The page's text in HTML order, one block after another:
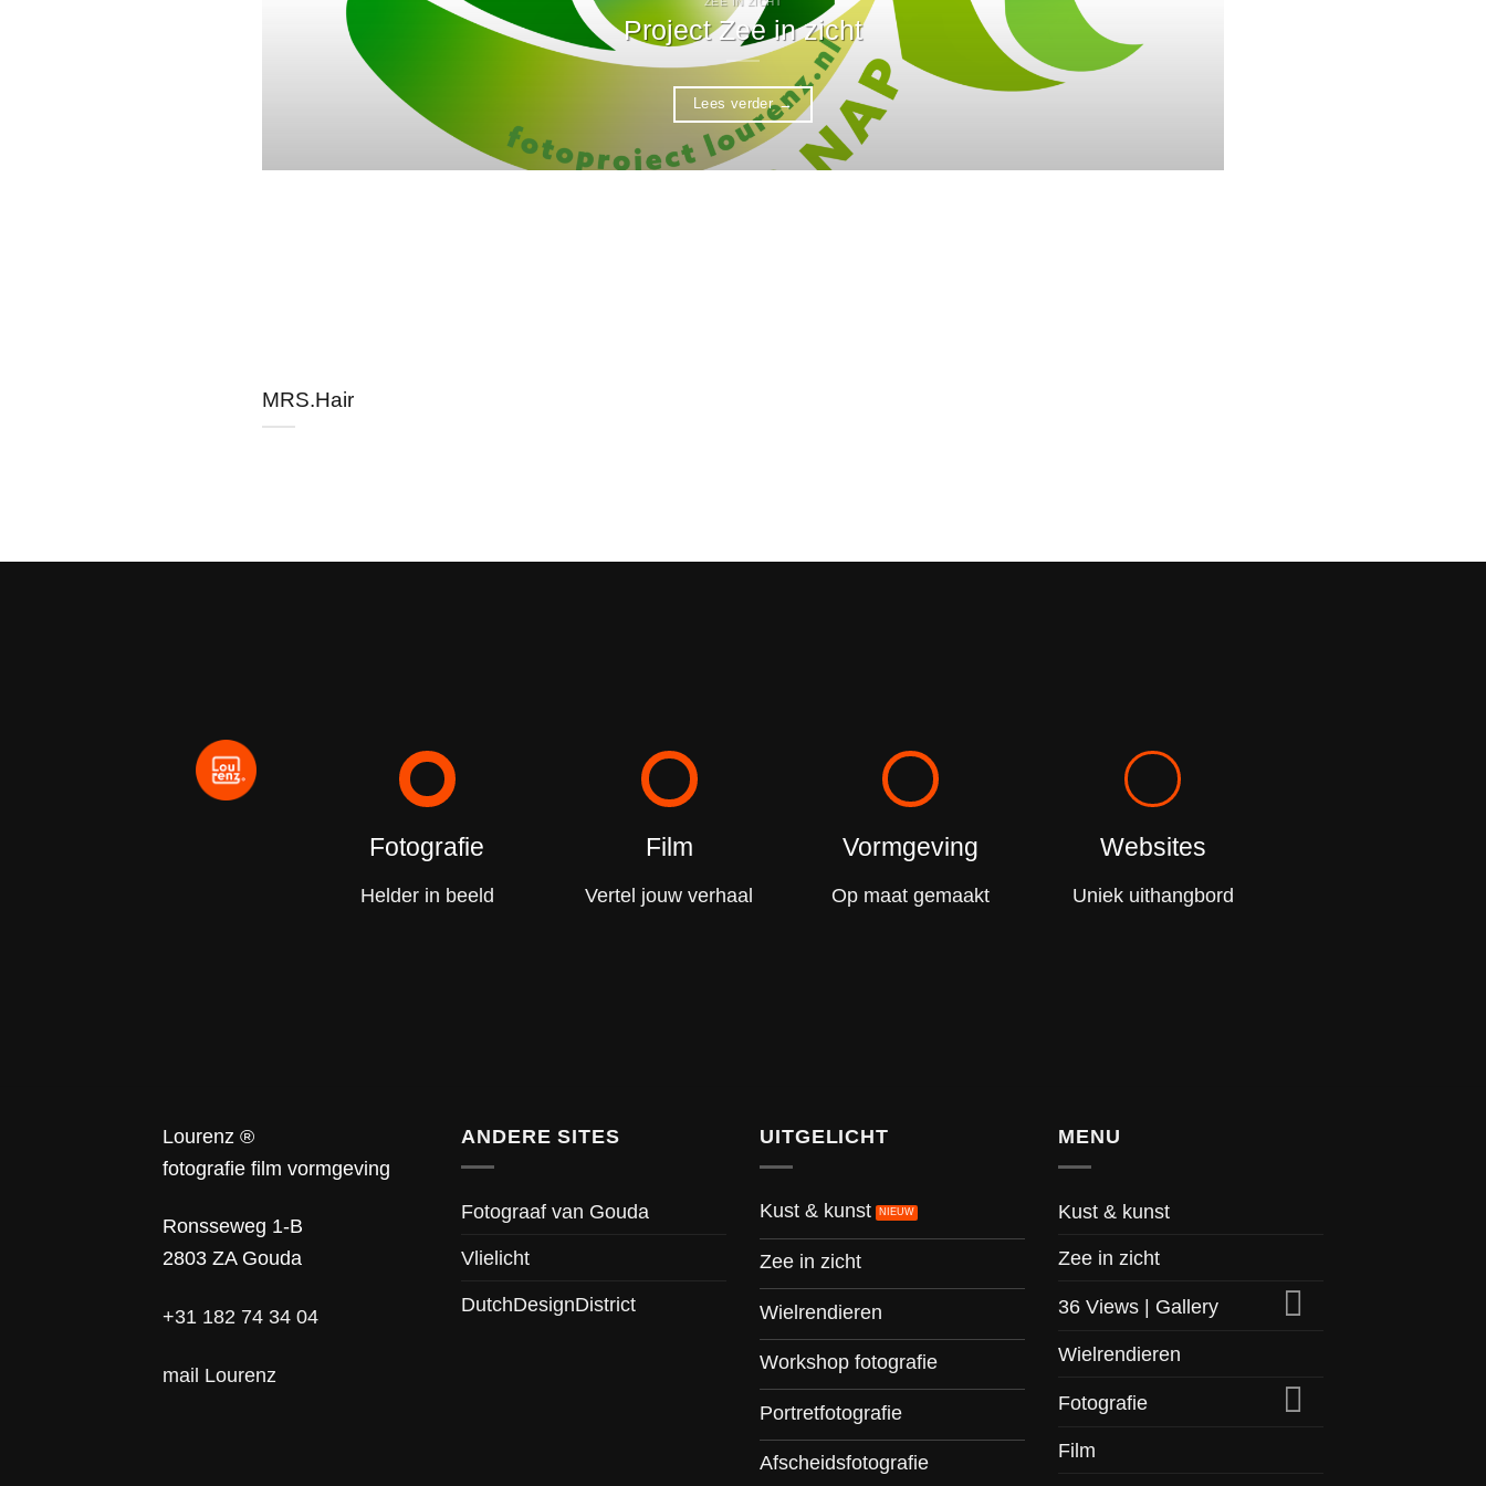
Project Zee in zicht
Lees verder→
MRS.Hair
Fotografie
Helder in beeld
Film
Vertel jouw verhaal
Vormgeving
Op maat gemaakt
Websites
Uniek uithangbord
Lourenz ®
fotografie film vormgeving
Ronsseweg 1-B
2803 ZA Gouda
+31 182 74 34 04
mail Lourenz
ANDERE SITES
Fotograaf van Gouda
Vlielicht
DutchDesignDistrict
UITGELICHT
Kust & kunst
Zee in zicht
Wielrendieren
Workshop fotografie
Portretfotografie
Afscheidsfotografie
MENU
Kust & kunst
Zee in zicht
36 Views | Gallery
Wielrendieren
Fotografie
Film